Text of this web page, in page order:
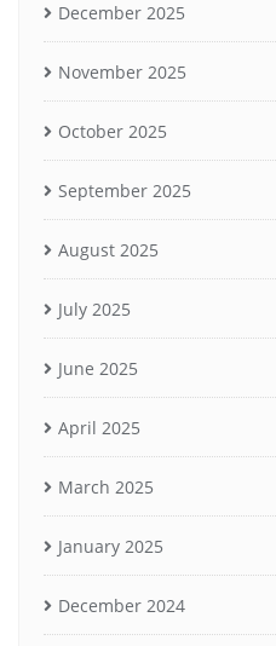
December 2025
November 2025
October 2025
September 2025
August 2025
July 2025
June 2025
April 2025
March 2025
January 2025
December 2024